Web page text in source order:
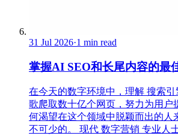
31 Jul 2026·1 min read
掌握AI SEO和长尾内容的最
在今天的数字环境中，理解 搜索
歌爬取数十亿个网页，努力为用户
何渴望在这个领域中脱颖而出的人
不可少的。 现代 数字营销 专业人